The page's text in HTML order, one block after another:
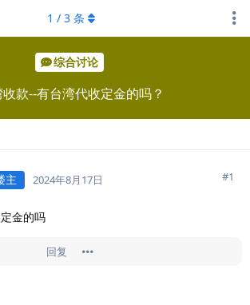
综合讨论
收款--有台湾代收定金的吗？
1 / 3 条
主 2024年8月17日 #1
金的吗
回复